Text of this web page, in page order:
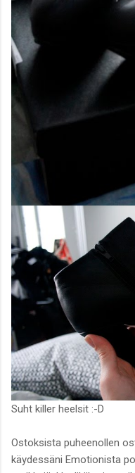
Suht killer heelsit :-D
Ostoksista puheenollen
käydessäni Emotionista